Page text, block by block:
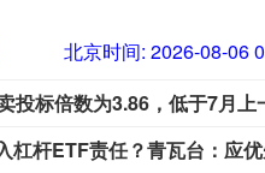
北京时间: 2026-08-06
投标倍数为3.86，低于7月上
杠杆ETF责任？青瓦台：应